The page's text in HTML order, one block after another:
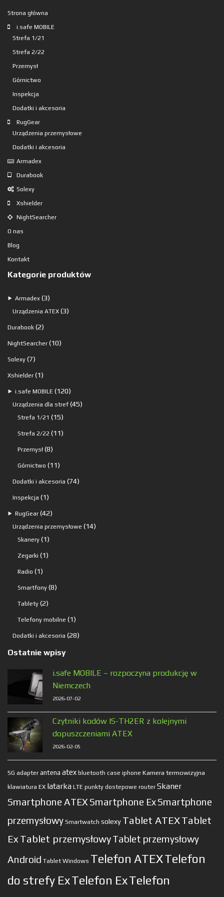
Strona główna
i.safe MOBILE
Strefa 1/21
Strefa 2/22
Przemysł
Górnictwo
Inspekcja
Dodatki i akcesoria
RugGear
Urządzenia przemysłowe
Dodatki i akcesoria
Armadex
Durabook
Solexy
Xshielder
NightSearcher
O nas
Blog
Kontakt
Kategorie produktów
⯈ Armadex 33
produkty
Urządzenia ATEX 33
Durabook 22
produkty
NightSearcher 1010
Solexy 77
produktów
Xshielder 11
produkt
⯈ i.safe MOBILE 120120
produktów
Urządzenia dla stref 4545
Strefa 1/21 1515
produktów
Strefa 2/22 1111
Przemysł 88
produktów
Górnictwo 1111
produktów
Dodatki i akcesoria 7474
Inspekcja 11
produkt
⯈ RugGear 4242
produkty
Urządzenia przemysłowe 1414
Skanery 11
produkt
Zegarki 11
Radio 11
produkt
Smartfony 88
Tablety 22
produkty
Telefony mobilne 11
produkt
Dodatki i akcesoria 2828
Ostatnie wpisy
i.safe MOBILE – rozpoczyna produkcję w
Niemczech
2026-07-02
Czytniki kodów IS-TH2ER z kolejnymi
dopuszczeniami ATEX
2026-02-05
5G adapter antena atex bluetooth case iphone Kamera termowizyjna
klawiatura EX latarka LTE punkty dostepowe router Skaner
Smartphone ATEX Smartphone ExSmartphone
przemysłowy Smartwatch solexy Tablet ATEXTablet
Ex Tablet przemysłowyTablet przemysłowy
Android Tablet Windows Telefon ATEXTelefon
do strefy ExTelefon ExTelefon